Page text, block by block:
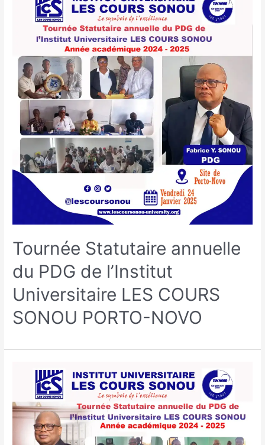
Tournée Statutaire annuelle
du PDG de l’Institut
Universitaire LES COURS
SONOU PORTO-NOVO